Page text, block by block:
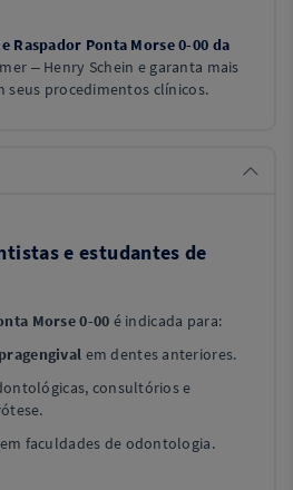
Raspador Ponta Morse 0-00 da
– Henry Schein e garanta mais
seus procedimentos clínicos.
e estudantes de
Morse 0-00 é indicada para:
em dentes anteriores.
consultórios e
faculdades de odontologia.